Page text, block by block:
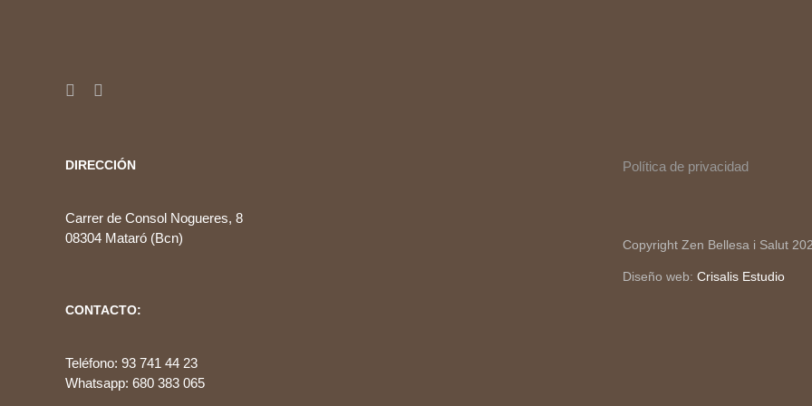
DIRECCIÓN
Carrer de Consol Nogueres, 8
08304 Mataró (Bcn)
CONTACTO:
Teléfono: 93 741 44 23
Whatsapp: 680 383 065
Política de privacidad
Copyright Zen Bellesa i Salut
Diseño web: Crisalis Estudio